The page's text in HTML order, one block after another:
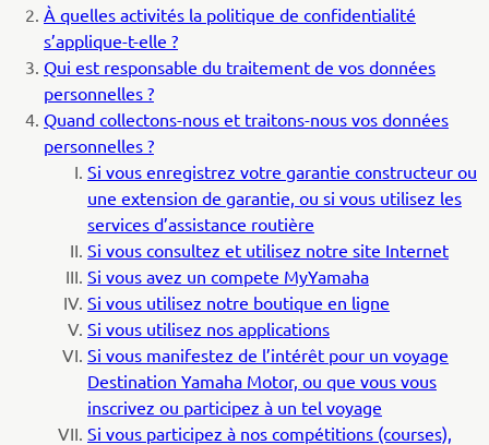
À quelles activités la politique de confidentialité
s’applique-t-elle ?
Qui est responsable du traitement de vos données
personnelles ?
Quand collectons-nous et traitons-nous vos données
personnelles ?
Si vous enregistrez votre garantie constructeur ou
une extension de garantie, ou si vous utilisez les
services d’assistance routière
Si vous consultez et utilisez notre site Internet
Si vous avez un compete MyYamaha
Si vous utilisez notre boutique en ligne
Si vous utilisez nos applications
Si vous manifestez de l’intérêt pour un voyage
Destination Yamaha Motor, ou que vous vous
inscrivez ou participez à un tel voyage
Si vous participez à nos compétitions (courses),